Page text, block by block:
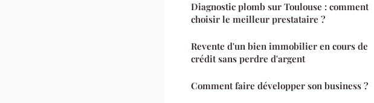
Diagnostic plomb sur Toulouse : comment
choisir le meilleur prestataire ?
Revente d'un bien immobilier en cours de
crédit sans perdre d'argent
Comment faire développer son business ?